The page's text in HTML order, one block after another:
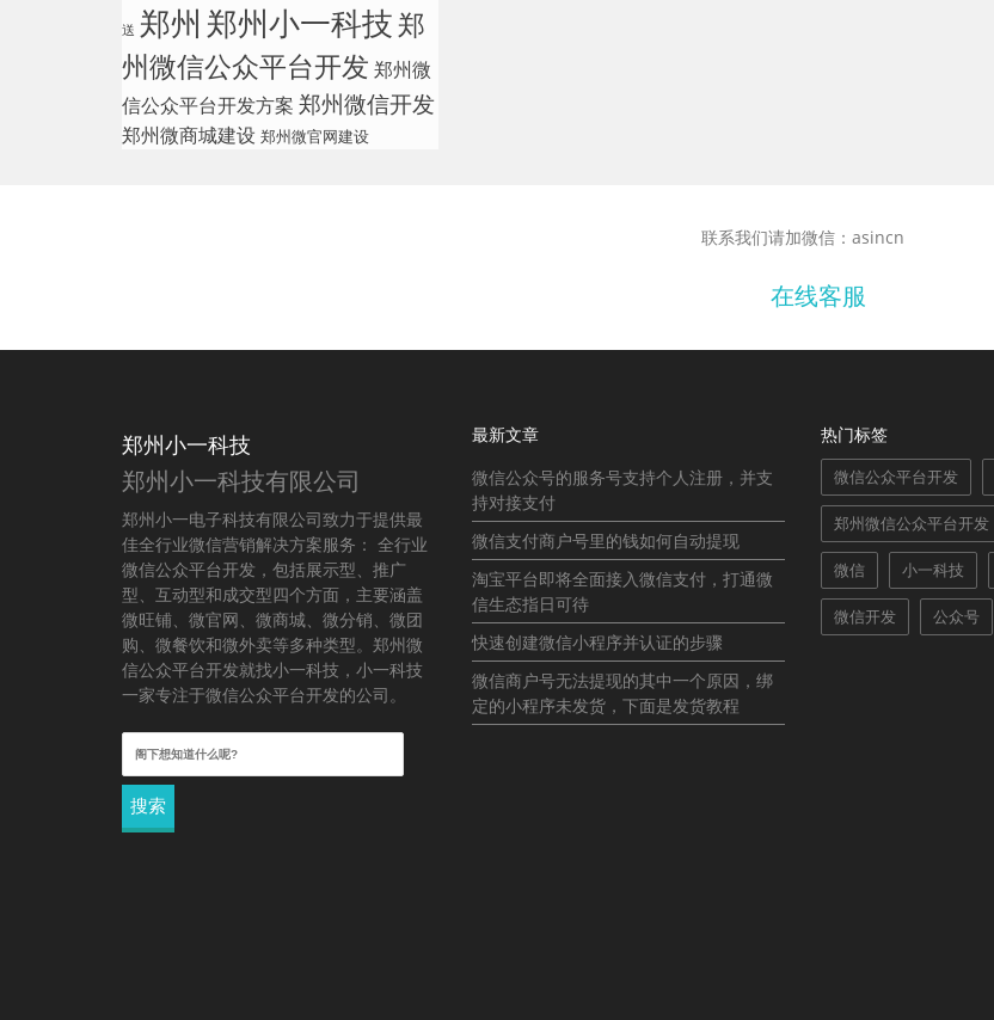
送 郑州 郑州小一科技郑
州微信公众平台开发 郑州微
信公众平台开发方案 郑州微信开发
郑州微商城建设 郑州微官网建设
联系我们请加微信：asincn
在线客服
郑州小一科技
郑州小一科技有限公司
郑州小一电子科技有限公司致力于提供最
佳全行业微信营销解决方案服务： 全行业
微信公众平台开发，包括展示型、推广
型、互动型和成交型四个方面，主要涵盖
微旺铺、微官网、微商城、微分销、微团
购、微餐饮和微外卖等多种类型。郑州微
信公众平台开发就找小一科技，小一科技
一家专注于微信公众平台开发的公司。
搜
索：
最新文章
微信公众号的服务号支持个人注册，并支
持对接支付
微信支付商户号里的钱如何自动提现
淘宝平台即将全面接入微信支付，打通微
信生态指日可待
快速创建微信小程序并认证的步骤
微信商户号无法提现的其中一个原因，绑
定的小程序未发货，下面是发货教程
热门标签
微信公众平台开发
郑州微信公众平台开发
微信 小一科技
微信开发 公众号